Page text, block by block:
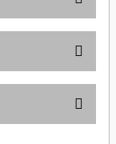
tarafımıza